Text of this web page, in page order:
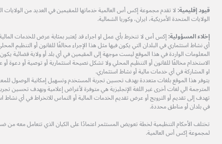
قيود إقليمية: لا تقدم مجموعة إكس أس العالمية خدماتها للمقيمين في العديد من الولايات
الولايات المتحدة الأمريكية، ايران، وكوريا الشمالية.
إخلاء المسؤولية:إكس أس لا تنخرط بأي عمل او اجراء قد يُعتبر بمثابة عرض للخدمات
أي نشاط استثماري في البلدان التي يكون فيها مثل هذا الإجراء مخالفًا للقانون أو التنظيم
المعلومات الواردة في هذا الموقع ليست موجهة إلى المقيمين في أي بلد أو ولاية قضائية يكون
الاستخدام مخالفًا للقانون أو التنظيم المحلي ولا تشكل نصيحة استثمارية أو توصية أو دعوة
او المشاركة في أي خدمات مالية أو نشاط استثماري.
يتوفر هذا الموقع بلغات متعددة بهدف تحسين تجربة المستخدم وتسهيل إمكانية الوصول
المترجمة الي لغات أخرى غير اللغة الإنجليزية هي متوفرة لأغراض إعلامية وبهدف تحسين
تهدف إلى تقديم أو الترويج أو عرض تقديم الخدمات المالية أو التماس للانخراط في أي نشاط
في بلدان أو مناطق محددة.
تختلف الأحكام التنظيمية لخطة تعويض المستثمر اعتمادًا على الكيان الذي تتعامل معه من
لمجموعة إكس أس العالمية.